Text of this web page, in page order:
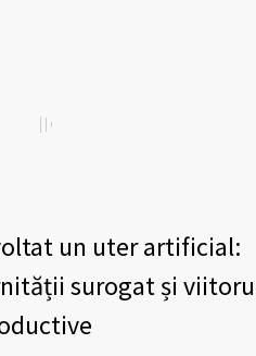
un uter artificial:
surogat și